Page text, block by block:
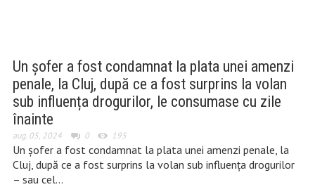
Un șofer a fost condamnat la plata unei amenzi
penale, la Cluj, după ce a fost surprins la volan
sub influența drogurilor, le consumase cu zile
înainte
aug. 05, 2024 0 195
Un șofer a fost condamnat la plata unei amenzi penale, la
Cluj, după ce a fost surprins la volan sub influența drogurilor
– sau cel…